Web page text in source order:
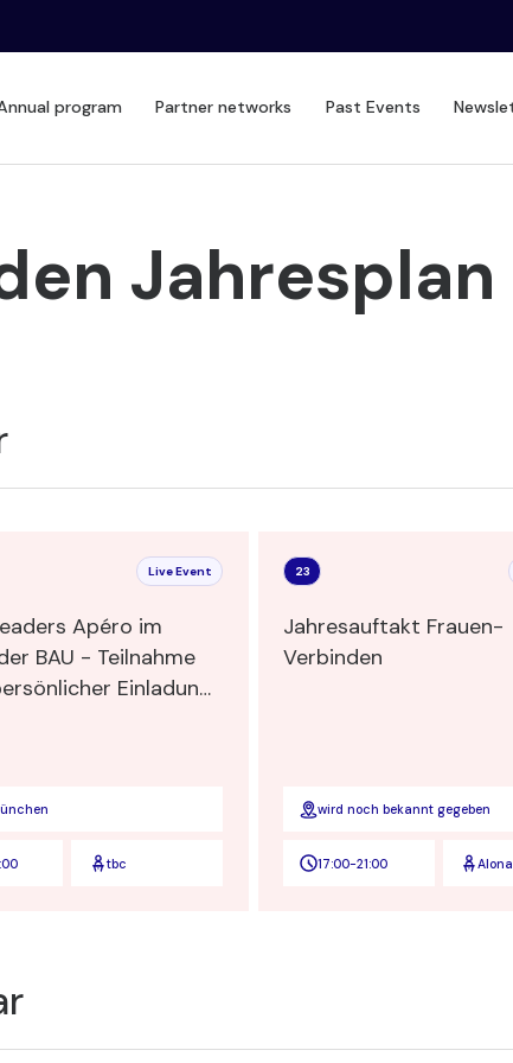
program Partner networks Past Events
Jahresplan
Live Event
Apéro im
BAU - Teilnahme
Einladung
tbc
23
Jahresauftakt Frauen-
Verbinden
wird noch bekannt gegeben
17:00-21:00
Alona